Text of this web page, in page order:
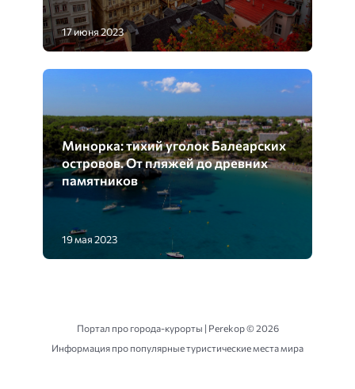
17 июня 2023
Минорка: тихий уголок Балеарских
островов. От пляжей до древних
памятников
19 мая 2023
Портал про города-курорты | Perekop ©2026
Информация про популярные туристические места мира